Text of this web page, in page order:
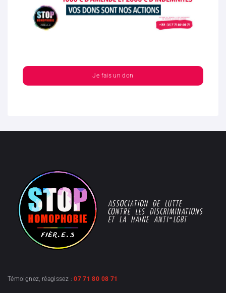
Je fais un don
Témoignez, réagissez :07 71 80 08 71